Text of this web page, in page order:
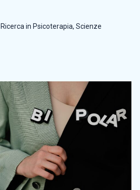
Ricerca in Psicoterapia, Scienze